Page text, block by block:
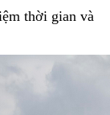
thời gian và